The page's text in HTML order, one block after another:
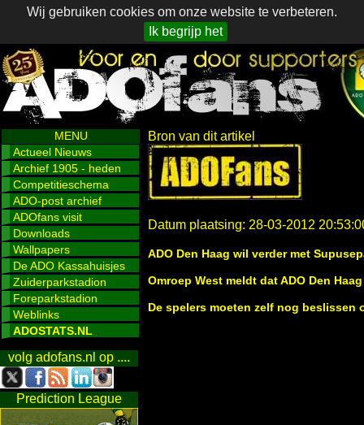
Wij gebruiken cookies om onze website te verbeteren.
Ik begrijp het
MENU
Actueel Nieuws
Archief 1905 - heden
Competitieschema
ADO-post archief
ADOfans visit
Downloads
Wallpapers
De ADO Kassahuisjes
Zuiderparkstadion
Foreparkstadion
Weblinks
ADOSTATS.NL
volg adofans.nl op ....
Prediction League
Bron van dit artikel
Datum plaatsing: 28-03-2012
ADO Den Haag wil verder met
Omroep West meldt dat ADO Den
De spelers moeten zelf nog beslissen